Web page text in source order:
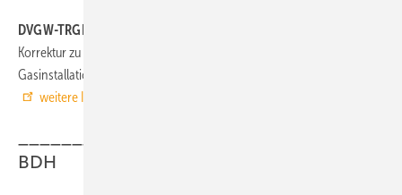
DVGW-TRGI (Korrektur)
Korrektur zu DVGW-Arbeitsblatt G 600 Technische Regel für
Gasinstallationen; DVGW-TRGI, Februar 2020
weitere Infos auf www.dvgw.de
BDH